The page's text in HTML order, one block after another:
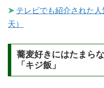
➤ テレビでも紹介された
天）
蕎麦好きにはたまら
「キジ飯」